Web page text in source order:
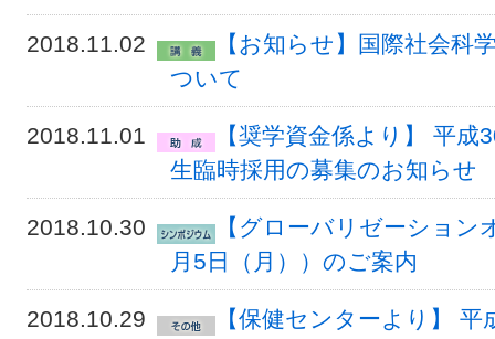
2018.11.02
【お知らせ】国際社会科
ついて
2018.11.01
【奨学資金係より】 平
生臨時採用の募集のお知らせ
2018.10.30
【グローバリゼーショ
月5日（月））のご案内
2018.10.29
【保健センターより】